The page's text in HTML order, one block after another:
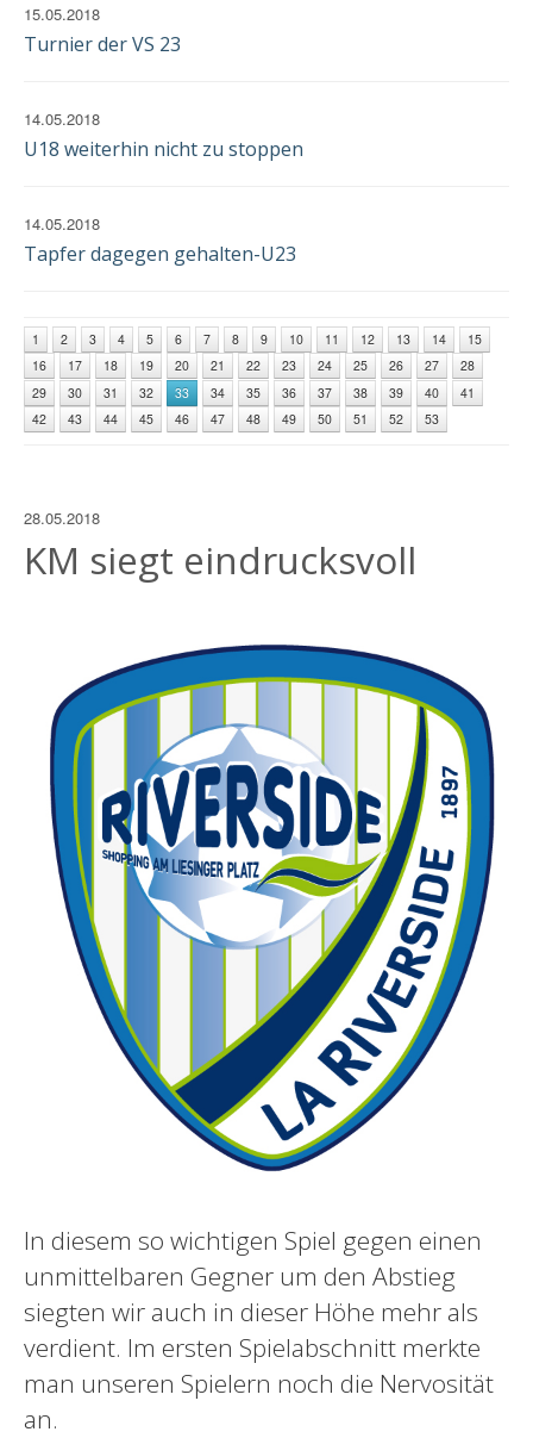
15.05.2018
Turnier der VS 23
14.05.2018
U18 weiterhin nicht zu stoppen
14.05.2018
Tapfer dagegen gehalten-U23
1 2 3 4 5 6 7 8 9 10 11 12 13 14
15
16
17 18 19 20 21 22 23 24 25 26 27
28
29
30 31 32 33 34 35 36 37 38 39 40
41
42
43 44 45 46 47 48 49 50 51 52 53
28.05.2018
KM siegt eindrucksvoll
In diesem so wichtigen Spiel gegen einen
unmittelbaren Gegner um den Abstieg
siegten wir auch in dieser Höhe mehr als
verdient. Im ersten Spielabschnitt merkte
man unseren Spielern noch die Nervosität
an.